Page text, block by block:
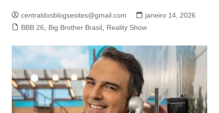
centraldosblogsesites@gmail.com
janeiro 14, 2026
BBB 26
Big Brother Brasil, Reality Show